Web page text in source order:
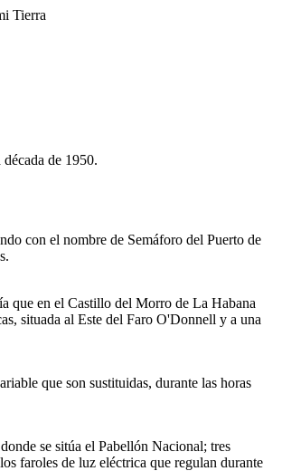
de 1950.
con el nombre de Semáforo del Puerto de
que en el Castillo del Morro de La Habana
situada al Este del Faro O'Donnell y a una
que son sustituidas, durante las horas
se sitúa el Pabellón Nacional; tres
faroles de luz eléctrica que regulan durante